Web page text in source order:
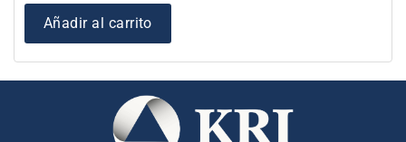
Añadir al carrito